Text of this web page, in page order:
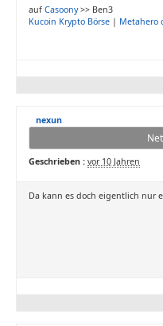
auf Casoony>> Ben3
Kucoin Krypto Börse | Metahero
nexun
Geschrieben : vor 10 Jahren
Da kann es doch eigentlich nur